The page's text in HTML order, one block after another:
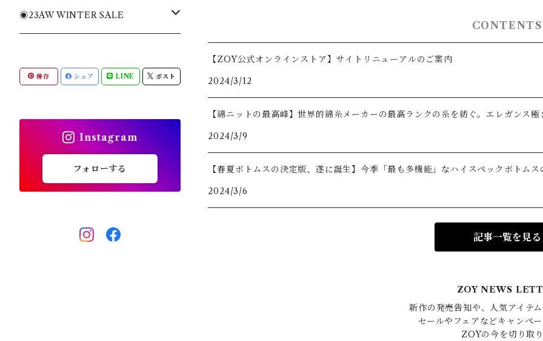
CONTENTS
【ZOY公式オンラインストア】サイトリニューアルのご案内
2024/3/12
【綿ニットの最高峰】世界的綿糸メーカーの最高ランクの糸を紡ぐ。エレガンス
2024/3/9
【春夏ボトムスの決定版、遂に誕生】今季「最も多機能」なハイスペックボトム
2024/3/6
記事一覧を見る
ZOY NEWS
新作の発売告知や、人気アイテ
セールやフェアなどキャンペ
ZOYの今を切り取
ブルゾン・ジャケット
全てのアイテム
ニット・ニットベスト
パンツ・ショートパンツ
キャディバッグ
キャップ・バイザー
MENS APPAREL
ACC
◉23AW WINTER SALE
WOMENS
保存 シェア LINE ポスト
Instagram
フォローする